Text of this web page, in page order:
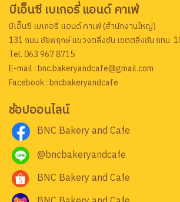
บีเอ็นซี เบเกอรี่ แอนด์ คาเฟ่
บีเอ็นซี เบเกอรี่ แอนด์ คาเฟ่ (สำนักงานใหญ่)
131 ถนน ชัยพฤกษ์ แขวงตลิ่งชัน เขตตลิ่งชัน กทม.
Tel. 063 967 8715
E-mail : bnc.bakeryandcafe@gmail.com
Facebook : bncbakeryandcafe
ช้อปออนไลน์
BNC Bakery and Cafe
@bncbakeryandcafe
BNC Bakery and Cafe